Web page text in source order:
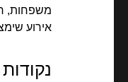
משפחות,
אירוע